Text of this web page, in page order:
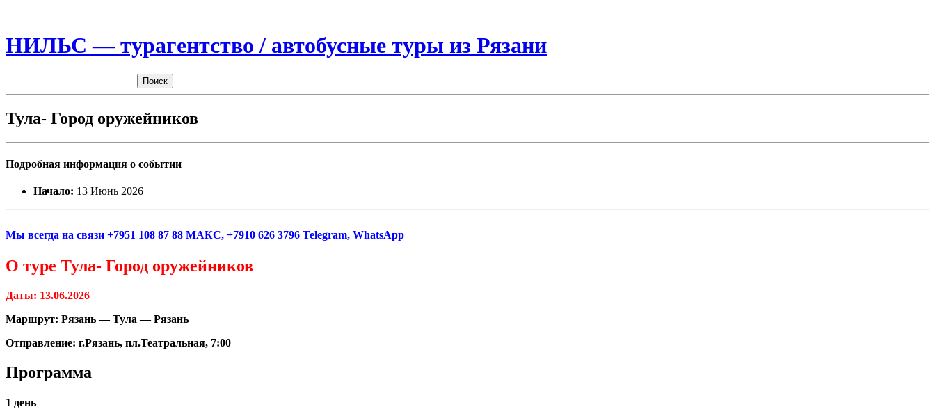
НИЛЬС — турагентство / автобусные туры из Рязани
Тула- Город оружейников
Подробная информация о событии
Начало: 13 Июнь 2026
Мы всегда на связи +7951 108 87 88 МАКС, +7910 626 3796 Telegram, WhatsApp
О туре Тула- Город оружейников
Даты: 13.06.2026
Маршрут: Рязань — Тула — Рязань
Отправление: г.Рязань, пл.Театральная, 7:00
Программа
1 день